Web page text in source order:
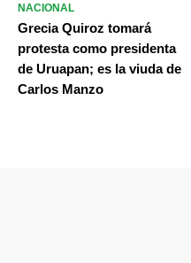
NACIONAL
Grecia Quiroz tomará
protesta como presidenta
de Uruapan; es la viuda de
Carlos Manzo